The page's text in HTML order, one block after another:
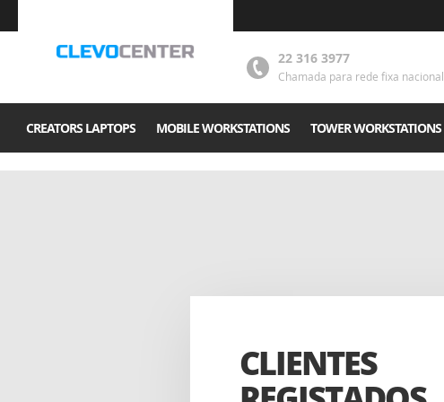
22 316 3977
Chamada para rede fixa nacional
CREATORS LAPTOPS MOBILE WORKSTATIONS TOWER WORKSTATIONS
CLIENTES